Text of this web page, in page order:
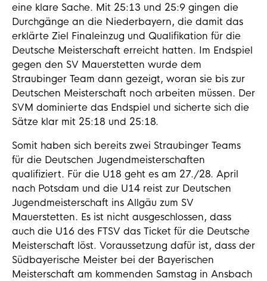
eine klare Sache. Mit 25:13 und 25:9 gingen die
Durchgänge an die Niederbayern, die damit das
erklärte Ziel Finaleinzug und Qualifikation für die
Deutsche Meisterschaft erreicht hatten. Im Endspiel
gegen den SV Mauerstetten wurde dem
Straubinger Team dann gezeigt, woran sie bis zur
Deutschen Meisterschaft noch arbeiten müssen. Der
SVM dominierte das Endspiel und sicherte sich die
Sätze klar mit 25:18 und 25:18.
Somit haben sich bereits zwei Straubinger Teams
für die Deutschen Jugendmeisterschaften
qualifiziert. Für die U18 geht es am 27./28. April
nach Potsdam und die U14 reist zur Deutschen
Jugendmeisterschaft ins Allgäu zum SV
Mauerstetten. Es ist nicht ausgeschlossen, dass
auch die U16 des FTSV das Ticket für die Deutsche
Meisterschaft löst. Voraussetzung dafür ist, dass der
Südbayerische Meister bei der Bayerischen
Meisterschaft am kommenden Samstag in Ansbach